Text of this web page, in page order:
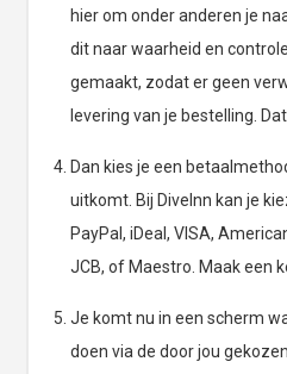
hier om onder anderen je
dit naar waarheid en
gemaakt, zodat er geen
levering van je bestelling.
Dan kies je een
uitkomt. Bij DiveInn kan je
PayPal, iDeal, VISA,
JCB, of Maestro. Maak een
Je komt nu in een scherm
doen via de door jou